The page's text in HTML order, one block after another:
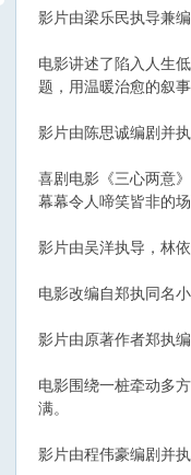
影片由梁乐民执导兼
电影讲述了陷入人生
题，用温暖治愈的叙
影片由陈思诚编剧并
喜剧电影《三心两意
幕幕令人啼笑皆非的场
影片由吴洋执导，林
电影改编自郑执同名
影片由原著作者郑执
电影围绕一桩牵动多
满。
影片由程伟豪编剧并